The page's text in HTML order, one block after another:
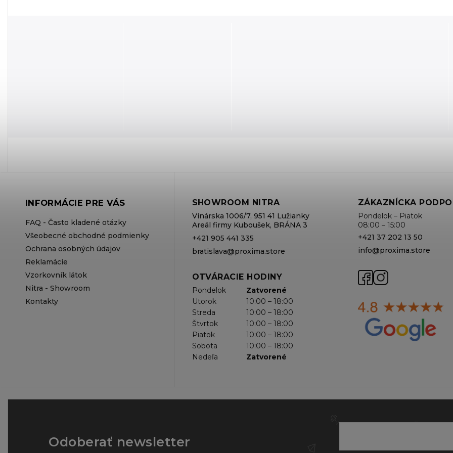
INFORMÁCIE PRE VÁS
FAQ - Často kladené otázky
Všeobecné obchodné podmienky
Ochrana osobných údajov
Reklamácie
Vzorkovník látok
Nitra - Showroom
Kontakty
SHOWROOM NITRA
Vinárska 1006/7, 951 41 Lužianky
Areál firmy Kuboušek, BRÁNA 3
+421 905 441 335
bratislava@proxima.store
OTVÁRACIE HODINY
Pondelok
Zatvorené
Utorok
10:00 – 18:00
Streda
10:00 – 18:00
Štvrtok
10:00 – 18:00
Piatok
10:00 – 18:00
Sobota
10:00 – 18:00
Nedeľa
Zatvorené
ZÁKAZNÍCKA
Pondelok – Piatok
08:00 – 15:00
+421 37 202 13 50
info@proxima.store
Odoberať newsletter